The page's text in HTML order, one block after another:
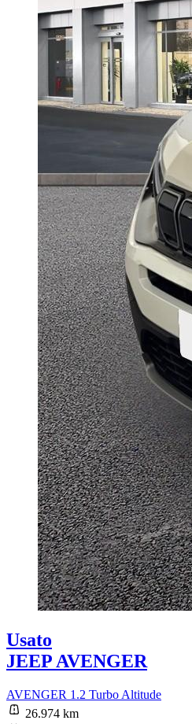
Usato
JEEP AVENGER
AVENGER 1.2 Turbo Altitude
26.974 km